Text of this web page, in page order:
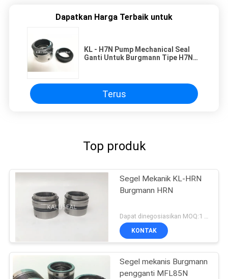
Dapatkan Harga Terbaik untuk
KL - H7N Pump Mechanical Seal
Ganti Untuk Burgmann Tipe H7N
Terus
Top produk
Segel Mekanik KL-HRN
Burgmann HRN
Dapat dinegosiasikan MOQ:1 set
KONTAK
Segel mekanis Burgmann
pengganti MFL85N